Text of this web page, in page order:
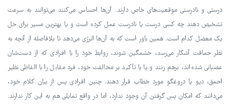
درستی و نادرستی موقعیت‌های خاص دارند. آن‌ها احساس می‌کنند می‌توانند به سرعت
تشخیص دهند چه کسی درست یا نادرست عمل کرده است و یا بهترین مسیر برای حل
یک معضل کدام است. همین باور است که به آن‌ها انرژی می‌دهد تا بلافاصله از آنچه به
نظر حماقت آشکار می‌رسد، خشمگین شوند، روابط خود را با افرادی که از دست‌شان
عصبانی شده‌اند، برهم زنند و یا با تأکید بر مخالفت خود، فرد مقابل را با الفاظی نظیر
احمق، دیو یا دروغگو مورد خطاب قرار دهند. چنین افرادی پس از بیان کلام خود،
می‌دانند که امکان پس گرفتن آن وجود ندارد، اما در واقع تمایلی هم به این کار ندارند.